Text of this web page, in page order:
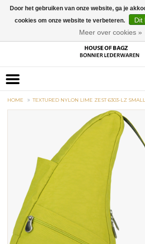
HOME TEXTURED NYLON LIME ZEST 6303-LZ SMALL
Door het gebruiken van onze website, ga je
cookies om onze website te verbeteren.
Dit
Meer over cookies »